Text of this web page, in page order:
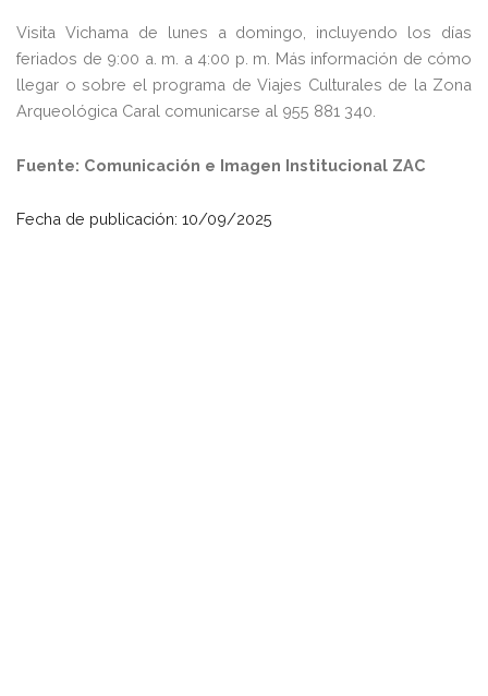
Visita Vichama de lunes a domingo, incluyendo los días
feriados de 9:00 a. m. a 4:00 p. m. Más información de cómo
llegar o sobre el programa de Viajes Culturales de la Zona
Arqueológica Caral comunicarse al 955 881 340.
Fuente: Comunicación e Imagen Institucional ZAC
Fecha de publicación: 10/09/2025